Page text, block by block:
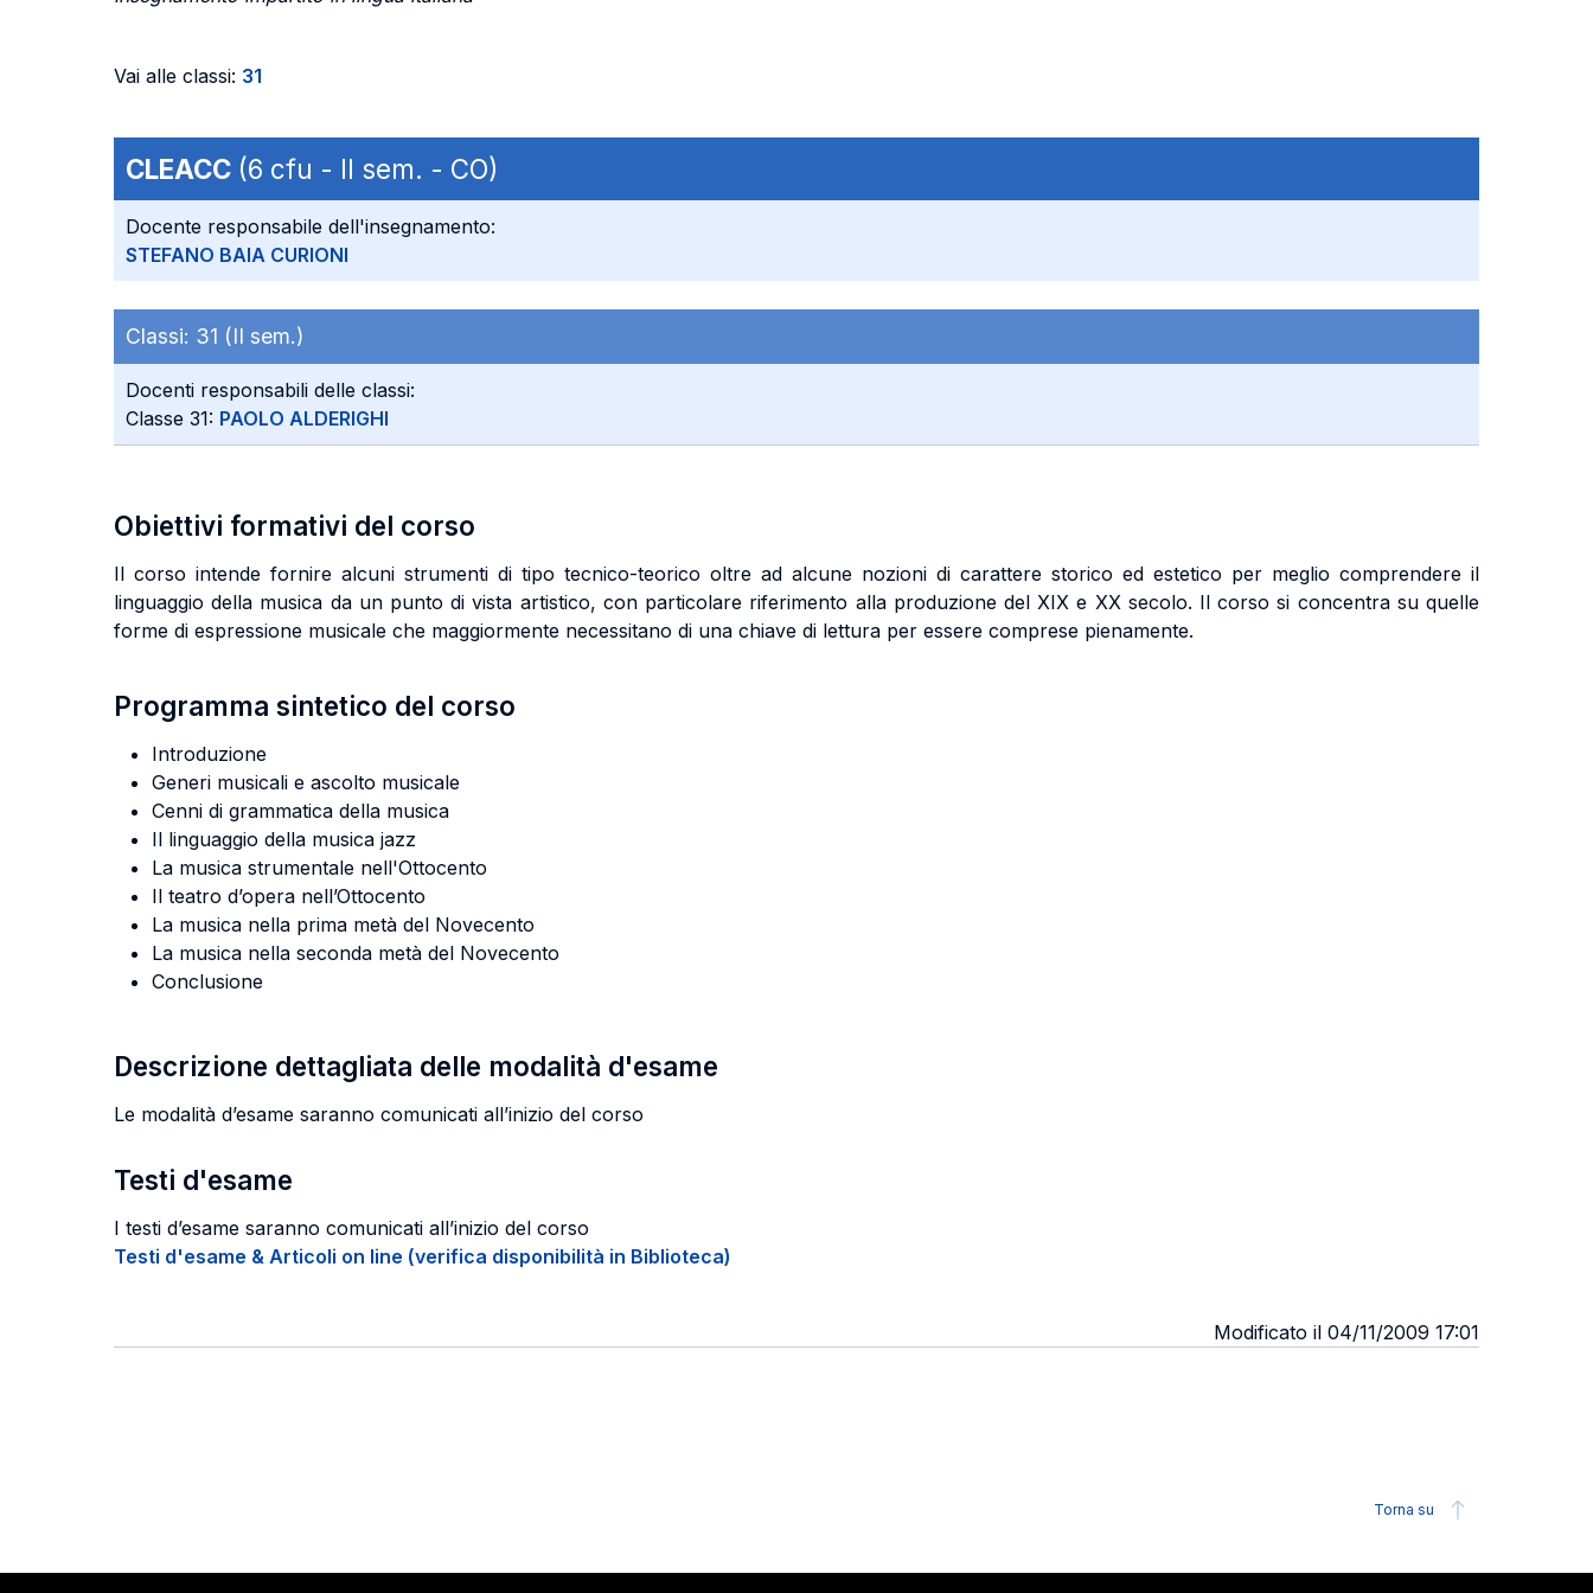
Vai alle classi: 31
CLEACC (6 cfu - II sem. - CO)
Docente responsabile dell'insegnamento:
STEFANO BAIA CURIONI
Classi: 31 (II sem.)
Docenti responsabili delle classi:
Classe 31: PAOLO ALDERIGHI
Obiettivi formativi del corso
Il corso intende fornire alcuni strumenti di tipo tecnico-teorico oltre ad alcune nozioni di carattere storico ed estetico per meglio comprendere il
linguaggio della musica da un punto di vista artistico, con particolare riferimento alla produzione del XIX e XX secolo. Il corso si concentra su quelle
forme di espressione musicale che maggiormente necessitano di una chiave di lettura per essere comprese pienamente.
Programma sintetico del corso
Introduzione
Generi musicali e ascolto musicale
Cenni di grammatica della musica
Il linguaggio della musica jazz
La musica strumentale nell'Ottocento
Il teatro d’opera nell’Ottocento
La musica nella prima metà del Novecento
La musica nella seconda metà del Novecento
Conclusione
Descrizione dettagliata delle modalità d'esame
Le modalità d’esame saranno comunicati all’inizio del corso
Testi d'esame
I testi d’esame saranno comunicati all’inizio del corso
Testi d'esame & Articoli on line (verifica disponibilità in Biblioteca)
Modificato il 04/11/2009 17:01
Torna su